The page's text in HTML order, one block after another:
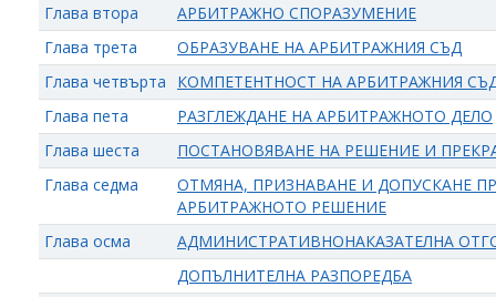
Глава втора
АРБИТРАЖНО СПОРАЗУМЕНИЕ
Глава трета
ОБРАЗУВАНЕ НА АРБИТРАЖНИЯ СЪД
Глава четвърта
КОМПЕТЕНТНОСТ НА АРБИТРАЖНИЯ
Глава пета
РАЗГЛЕЖДАНЕ НА АРБИТРАЖНОТО ДЕЛО
Глава шеста
ПОСТАНОВЯВАНЕ НА РЕШЕНИЕ И
Глава седма
ОТМЯНА, ПРИЗНАВАНЕ И ДОПУСКАНЕ
АРБИТРАЖНОТО РЕШЕНИЕ
Глава осма
АДМИНИСТРАТИВНОНАКАЗАТЕЛНА
ДОПЪЛНИТЕЛНА РАЗПОРЕДБА